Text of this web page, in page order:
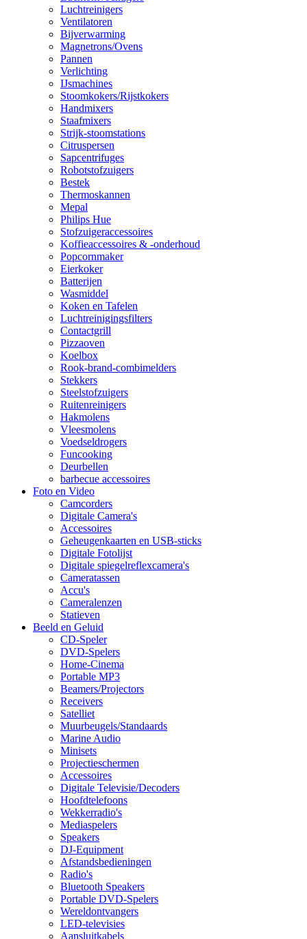
Luchtreinigers
Ventilatoren
Bijverwarming
Magnetrons/Ovens
Pannen
Verlichting
IJsmachines
Stoomkokers/Rijstkokers
Handmixers
Staafmixers
Strijk-stoomstations
Citruspersen
Sapcentrifuges
Robotstofzuigers
Bestek
Thermoskannen
Mepal
Philips Hue
Stofzuigeraccessoires
Koffieaccessoires & -onderhoud
Popcornmaker
Eierkoker
Batterijen
Wasmiddel
Koken en Tafelen
Luchtreinigingsfilters
Contactgrill
Pizzaoven
Koelbox
Rook-brand-combimelders
Stekkers
Steelstofzuigers
Ruitenreinigers
Hakmolens
Vleesmolens
Voedseldrogers
Funcooking
Deurbellen
barbecue accessoires
Foto en Video
Camcorders
Digitale Camera's
Accessoires
Geheugenkaarten en USB-sticks
Digitale Fotolijst
Digitale spiegelreflexcamera's
Cameratassen
Accu's
Cameralenzen
Statieven
Beeld en Geluid
CD-Speler
DVD-Spelers
Home-Cinema
Portable MP3
Beamers/Projectors
Receivers
Satelliet
Muurbeugels/Standaards
Marine Audio
Minisets
Projectieschermen
Accessoires
Digitale Televisie/Decoders
Hoofdtelefoons
Wekkerradio's
Mediaspelers
Speakers
DJ-Equipment
Afstandsbedieningen
Radio's
Bluetooth Speakers
Portable DVD-Spelers
Wereldontvangers
LED-televisies
Aansluitkabels